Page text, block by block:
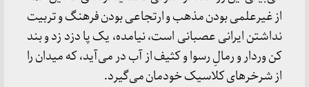
از غیرعلمی بودن مذهب و ارتجاعی بودن فرهنگ و تربیت
نداشتن ایرانی عصبانی است، نیامده، یک پا دزد زد و بند
کن وردار و رمالِ رسوا و کثیف از آب در می‌آید، که میدان را
از شرخرهای کلاسیک خودمان می‌گیرد.